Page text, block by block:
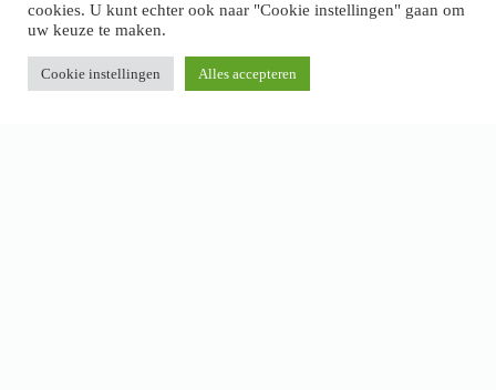
cookies. U kunt echter ook naar "Cookie instellingen" gaan om
uw keuze te maken.
Cookie instellingen Alles accepteren